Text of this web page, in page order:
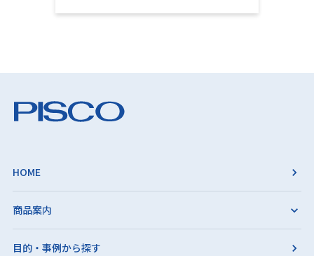
HOME
商品案内
目的・事例から探す